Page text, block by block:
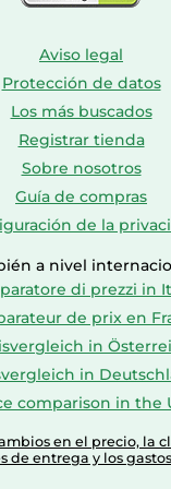
Aviso legal
Protección de datos
Los más buscados
Registrar tienda
Sobre nosotros
Guía de compras
de la
a nivel
di prezzi in
de prix en
in
in
comparison in the
en el precio, la
de entrega y los